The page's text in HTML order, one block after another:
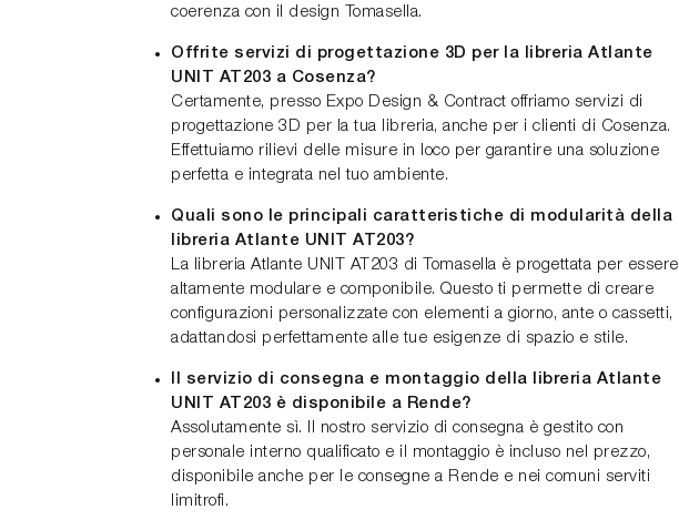
coerenza con il design Tomasella.
Offrite servizi di progettazione 3D per la libreria Atlante
UNIT AT203 a Cosenza?
Certamente, presso Expo Design & Contract offriamo servizi di
progettazione 3D per la tua libreria, anche per i clienti di Cosenza.
Effettuiamo rilievi delle misure in loco per garantire una soluzione
perfetta e integrata nel tuo ambiente.
Quali sono le principali caratteristiche di modularità della
libreria Atlante UNIT AT203?
La libreria Atlante UNIT AT203 di Tomasella è progettata per essere
altamente modulare e componibile. Questo ti permette di creare
configurazioni personalizzate con elementi a giorno, ante o cassetti,
adattandosi perfettamente alle tue esigenze di spazio e stile.
Il servizio di consegna e montaggio della libreria Atlante
UNIT AT203 è disponibile a Rende?
Assolutamente sì. Il nostro servizio di consegna è gestito con
personale interno qualificato e il montaggio è incluso nel prezzo,
disponibile anche per le consegne a Rende e nei comuni serviti
limitrofi.